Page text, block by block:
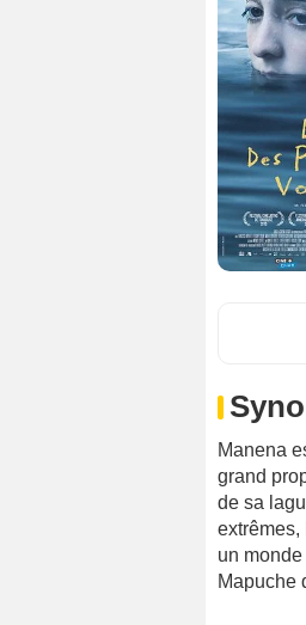
Manena
grand
de sa
extrêmes,
un
Mapuche